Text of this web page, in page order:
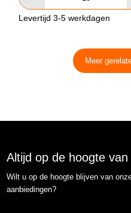
Levertijd 3-5 werkdagen
Meer
Altijd op de hoogte
Wilt u op de hoogte blijven van
aanbiedingen?